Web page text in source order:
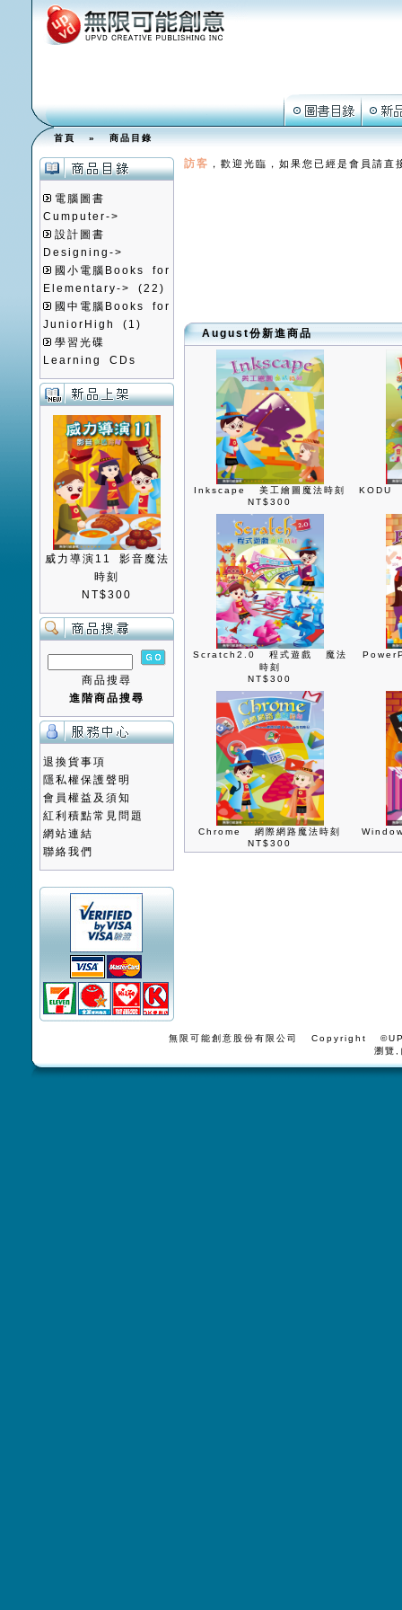
首頁»商品目錄
電腦圖書
Cumputer->
設計圖書
Designing->
國小電腦Books for
Elementary->
(22)
國中電腦Books for
JuniorHigh
(1)
學習光碟
Learning CDs
威力導演11 影音魔法
時刻
NT$300
商品搜尋
進階商品搜尋
退換貨事項
隱私權保護聲明
會員權益及須知
紅利積點常見問題
網站連結
聯絡我們
訪客 ，歡迎光臨，如果您已經是會員請直
August份新進商品
Inkscape 美工繪圖魔法時刻
NT$300
KODU
Scratch2.0 程式遊戲 魔法
時刻
NT$300
Chrome 網際網路魔法時刻
NT$300
無限可能創意股份有限公司 Copyright
瀏